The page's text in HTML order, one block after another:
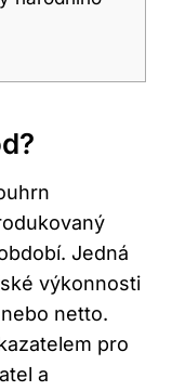
Jedná
výkonnosti
netto.
pro
a